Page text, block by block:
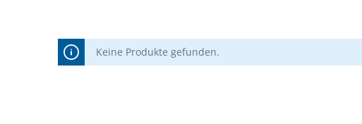
Keine Produkte gefunden.